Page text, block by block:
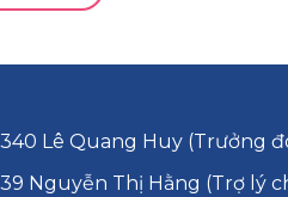
Lê Quang Huy (Trưởng
Nguyễn Thị Hằng (Trợ lý